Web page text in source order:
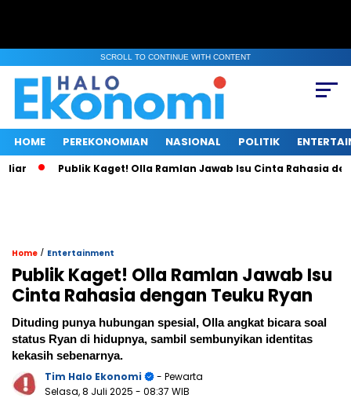
SCROLL TO CONTINUE WITH CONTENT
HOME PEREKONOMIAN NASIONAL POLITIK
Publik Kaget! Olla Ramlan Jawab Isu Cinta Rahasia dengan
Home / Entertainment
Publik Kaget! Olla Ramlan Jawab Isu
Cinta Rahasia dengan Teuku Ryan
Dituding punya hubungan spesial, Olla angkat bicara soal
status Ryan di hidupnya, sambil sembunyikan identitas
kekasih sebenarnya.
Tim Halo Ekonomi
- Pewarta
Selasa, 8 Juli 2025 - 08:37 WIB